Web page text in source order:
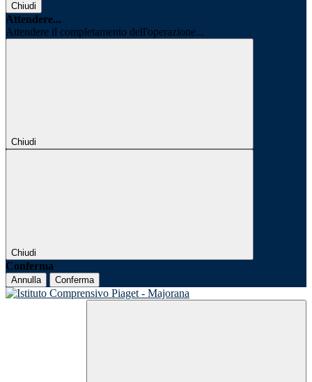
Chiudi
Attendere...
Attendere il completamento dell'operazione...
Chiudi
Chiudi
Conferma
Annulla Conferma